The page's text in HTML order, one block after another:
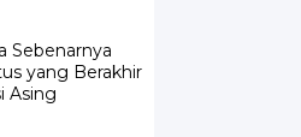
Sebenarnya
yang Berakhir
Asing